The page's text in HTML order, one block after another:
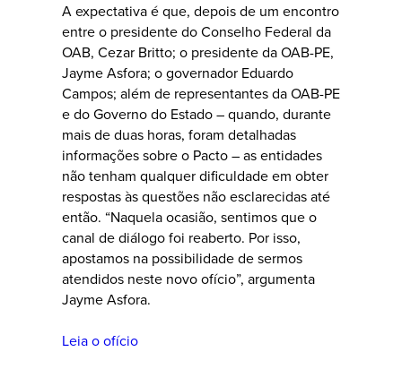
A expectativa é que, depois de um encontro
entre o presidente do Conselho Federal da
OAB, Cezar Britto; o presidente da OAB-PE,
Jayme Asfora; o governador Eduardo
Campos; além de representantes da OAB-PE
e do Governo do Estado – quando, durante
mais de duas horas, foram detalhadas
informações sobre o Pacto – as entidades
não tenham qualquer dificuldade em obter
respostas às questões não esclarecidas até
então. “Naquela ocasião, sentimos que o
canal de diálogo foi reaberto. Por isso,
apostamos na possibilidade de sermos
atendidos neste novo ofício”, argumenta
Jayme Asfora.
Leia o ofício